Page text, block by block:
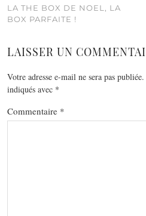
LA THE BOX DE NOEL, LA
BOX PARFAITE !
LAISSER UN
Votre adresse e-mail ne sera pas publiée.
indiqués avec *
Commentaire *